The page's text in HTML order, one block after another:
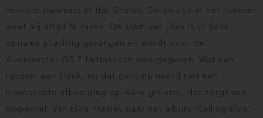
mooiste nummers In the Ghetto. De emotie in het nummer
weet mij altijd te raken. De stem van Elvis is in deze
opname prachtig gevangen en wordt door de
Audiovector QR 7 fantastisch weergegeven. Wat een
rijkdom aan klank, en dat gecombineerd met een
levensechte afbeelding op ware grootte, dat zorgt voor
kippenvel. Van Elvis Presley naar het album ‘Calling Elvis’